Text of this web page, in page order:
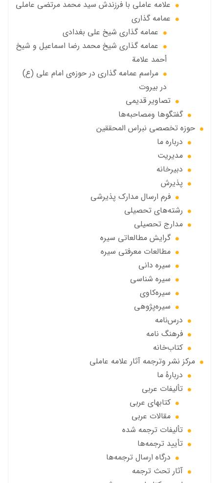
علامه عاملي با فرزندش سید محمد مرتضی عاملی
عمامه گذاری
عمامه گذاری شیخ علی بغدادی
عمامه گذاری شيخ محمد رضا اسماعيل و شيخ
أحمد علامة
مراسم عمامه گذاری در حوزه‌ی امام علی (ع)
در بیروت
تصاویر قديمي
گفتگوها ومصاحبه‌ها
حوزه تخصصی نبراس المحققین
درباره ما
مديريت
دبيرخانه
پذيرش
فرم ارسال مدارك پذيرشى
رشته‌هاي تحصيلي
مدارج تحصیلی
گرايش مطالعاتي سیره
مطالعات معرفتی سیره
سیره دانی
سیره شناسی
سیره‌کاوی
سیره‌پژوهی
درس‌نامه
فرهنگ نامه
کتاب‌خانه
مركز نشر وترجمه آثار علامه عاملی
دربارهٔ ما
تألیفات عربی
کتابهای عربی
مقالات عربی
تألیفات ترجمه شده
تأیید ترجمه‌ها
درگاه ارسال ترجمه‌ها
آثار تحث ترجمه